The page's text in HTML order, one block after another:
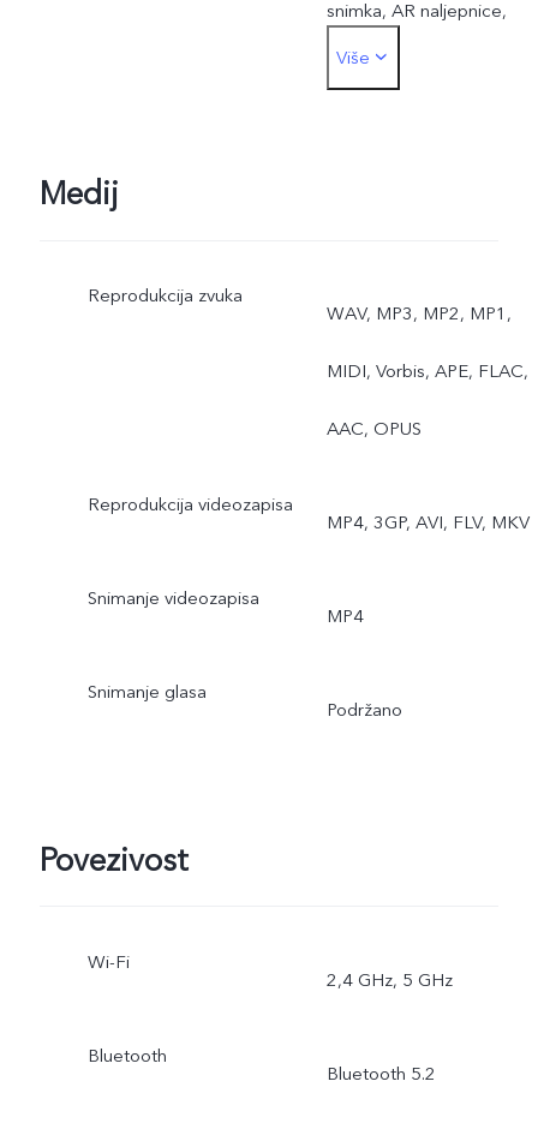
snimka, AR naljepnice,
Dvostruka ekspozicija,
Ubrzano snimanje, AR
ekspozicija, Dvostruki
Više
Medij
Reprodukcija zvuka
WAV, MP3, MP2, MP1,
MIDI, Vorbis, APE, FLAC,
AAC, OPUS
Reprodukcija videozapisa
MP4, 3GP, AVI, FLV, MKV
Snimanje videozapisa
MP4
Snimanje glasa
Podržano
Povezivost
Wi-Fi
2,4 GHz, 5 GHz
Bluetooth
Bluetooth 5.2